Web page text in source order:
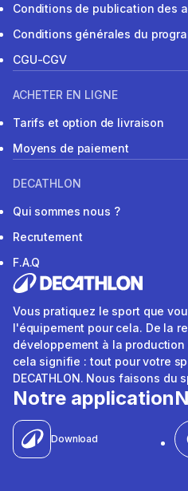
Conditions de publication des
Conditions générales du
CGU-CGV
ACHETER EN LIGNE
Tarifs et option de livraison
Moyens de paiement
DECATHLON
Qui sommes nous ?
Recrutement
F.A.Q
Vous pratiquez le sport que
l'équipement pour cela. De la
développement à la production
cela signifie : tout pour votre
DECATHLON. Nous faisons du
Notre application
Download